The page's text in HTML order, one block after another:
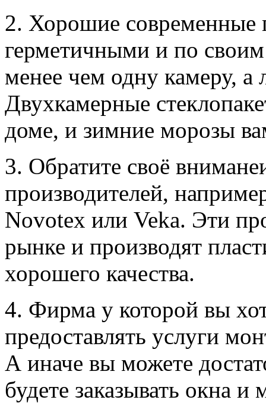
2. Хорошие современные
герметичными и по своим
менее чем одну камеру,
Двухкамерные
доме, и зимние морозы
3. Обратите своё
производителей,
Novotex или Veka. Эти
рынке и производят
хорошего качества.
4. Фирма у которой вы
предоставлять услуги
А иначе вы можете
будете заказывать окна